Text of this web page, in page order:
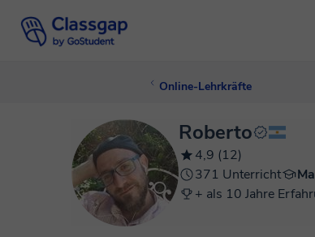
Online-Lehrkräfte
Roberto
4,9 (12)
371 Unterricht
+ als 10 Jahre